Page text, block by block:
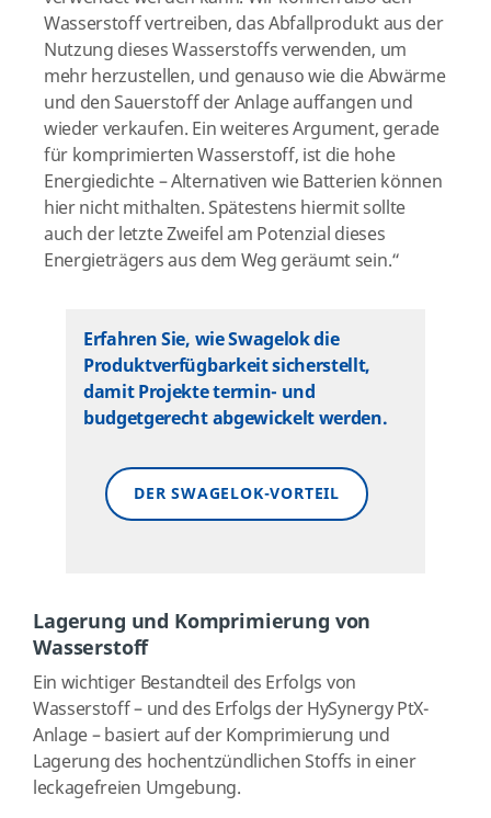
Wasserstoff vertreiben, das Abfallprodukt aus der
Nutzung dieses Wasserstoffs verwenden, um
mehr herzustellen, und genauso wie die Abwärme
und den Sauerstoff der Anlage auffangen und
wieder verkaufen. Ein weiteres Argument, gerade
für komprimierten Wasserstoff, ist die hohe
Energiedichte – Alternativen wie Batterien können
hier nicht mithalten. Spätestens hiermit sollte
auch der letzte Zweifel am Potenzial dieses
Energieträgers aus dem Weg geräumt sein.“
Erfahren Sie, wie Swagelok die
Produktverfügbarkeit sicherstellt,
damit Projekte termin- und
budgetgerecht abgewickelt werden.
DER SWAGELOK-VORTEIL
Lagerung und Komprimierung von
Wasserstoff
Ein wichtiger Bestandteil des Erfolgs von
Wasserstoff – und des Erfolgs der HySynergy PtX-
Anlage – basiert auf der Komprimierung und
Lagerung des hochentzündlichen Stoffs in einer
leckagefreien Umgebung.